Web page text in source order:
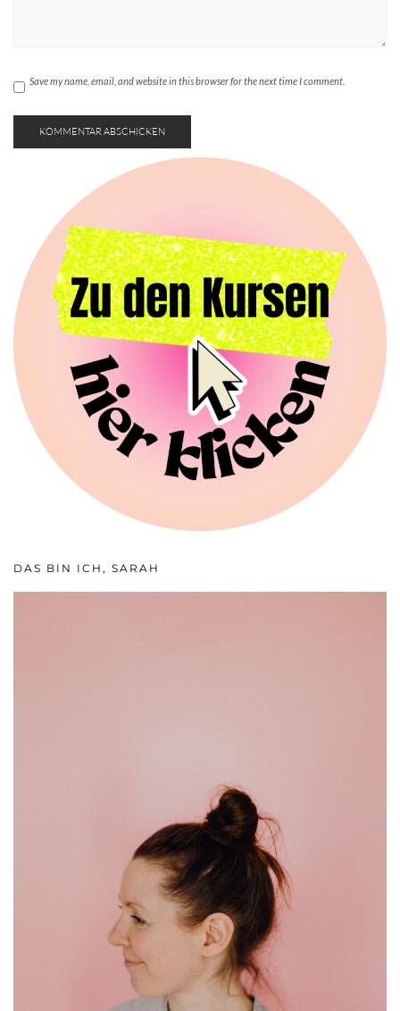
Save my name, email, and website in this browser for the next time I comment.
DAS BIN ICH, SARAH